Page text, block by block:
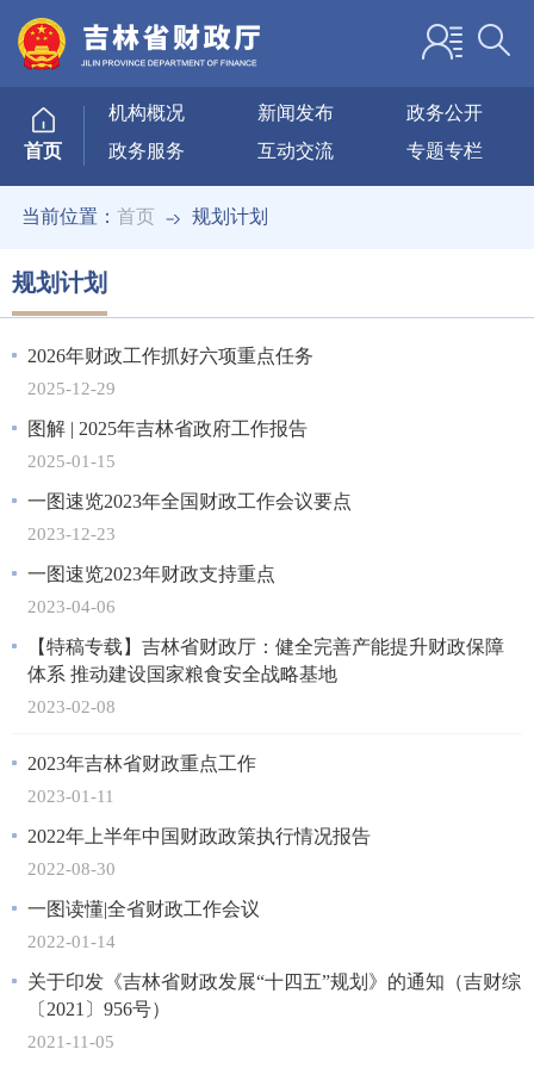
首页
机构概况 新闻发布
政务公开
政务服务
互动交流 专题专栏
当前位置：首页 规划计划
规划计划
2026年财政工作抓好六项重点任务
2025-12-29
图解 | 2025年吉林省政府工作报告
2025-01-15
一图速览2023年全国财政工作会议要点
2023-12-23
一图速览2023年财政支持重点
2023-04-06
【特稿专载】吉林省财政厅：健全完善产能提升财政保障
体系 推动建设国家粮食安全战略基地
2023-02-08
2023年吉林省财政重点工作
2023-01-11
2022年上半年中国财政政策执行情况报告
2022-08-30
一图读懂|全省财政工作会议
2022-01-14
关于印发《吉林省财政发展“十四五”规划》的通知（吉财综
〔2021〕956号）
2021-11-05